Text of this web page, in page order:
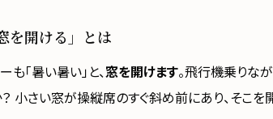
を開ける」とは
も「暑い暑い」と、窓を開けます。飛行機乗りな
？ 小さい窓が操縦席のすぐ斜め前にあり、そこ